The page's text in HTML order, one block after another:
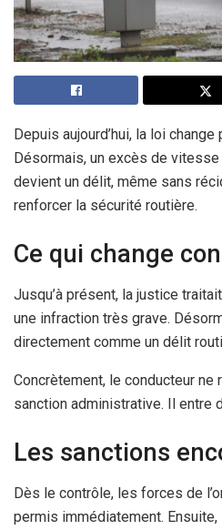
Depuis aujourd’hui, la loi
Désormais, un excès de
devient un délit, même sans
renforcer la sécurité routière.
Ce qui change
Jusqu’à présent, la justice
une infraction très grave.
directement comme un délit
Concrètement, le conducteur
sanction administrative. Il entre
Les sanctions
Dès le contrôle, les forces de
permis immédiatement.